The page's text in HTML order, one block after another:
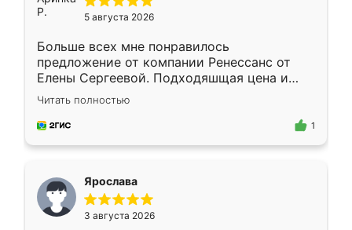
5 августа 2026
Больше всех мне понравилось
предложение от компании Ренессанс от
Елены Сергеевой. Подходяшщая цена и
короткие сроки изготовления. Приехавший
для замера сотрудник Владислав
предложил по моему эскизу самый
Читать полностью
1
Ярослава
3 августа 2026